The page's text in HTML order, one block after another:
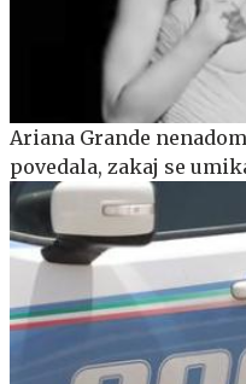
Ariana Grande
povedala, zakaj se